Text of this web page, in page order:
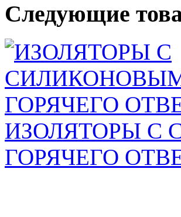
Следующие
ИЗОЛЯТОРЫ С
ГОРЯЧЕГО